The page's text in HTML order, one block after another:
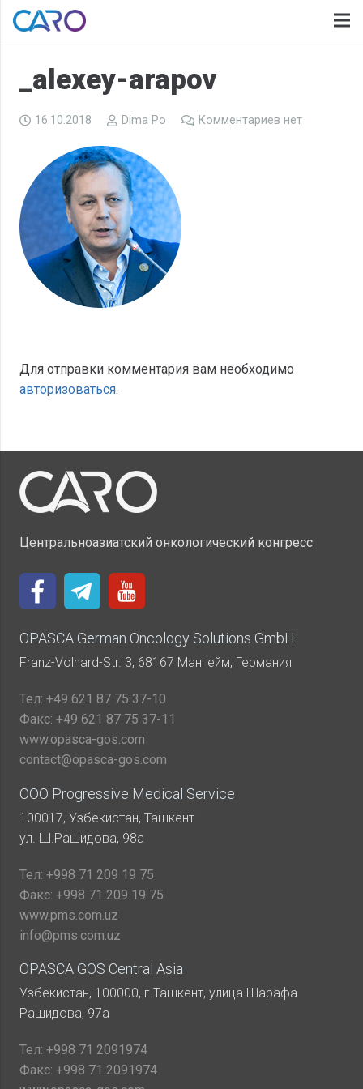
_alexey-arapov
16.10.2018 Dima Po Комментариев нет
Для отправки комментария вам необходимо
авторизоваться.
Центральноазиатский онкологический конгресс
OPASCA German Oncology Solutions GmbH
Franz-Volhard-Str. 3, 68167 Мангейм, Германия
Тел: +49 621 87 75 37-10
Факс: +49 621 87 75 37-11
www.opasca-gos.com
contact@opasca-gos.com
ООО Progressive Medical Service
100017, Узбекистан, Ташкент
ул. Ш.Рашидова, 98а
Тел: +998 71 209 19 75
Факс: +998 71 209 19 75
www.pms.com.uz
info@pms.com.uz
OPASCA GOS Central Asia
Узбекистан, 100000, г.Ташкент, улица Шарафа
Рашидова, 97а
Тел: +998 71 2091974
Факс: +998 71 2091974